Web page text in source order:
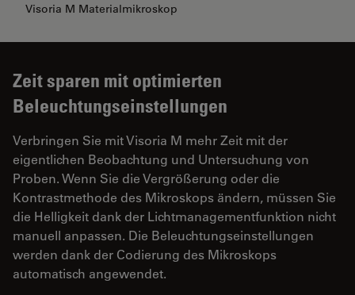
Visoria M Materialmikroskop
Zeit sparen mit optimierten
Beleuchtungseinstellungen
Verbringen Sie mit Visoria M mehr Zeit mit der
eigentlichen Beobachtung und Untersuchung von
Proben. Wenn Sie die Vergrößerung oder die
Kontrastmethode des Mikroskops ändern, müssen Sie
die Helligkeit dank der Lichtmanagementfunktion nicht
manuell anpassen. Die Beleuchtungseinstellungen
werden dank der Codierung des Mikroskops
automatisch angewendet.